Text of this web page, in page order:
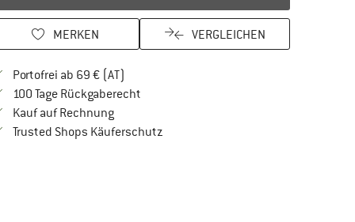
MERKEN VERGLEICHEN
Portofrei ab 69 € (AT)
100 Tage RückgaberechtGehe hier zu den Rückgabe-Richtlinien
Kauf auf RechnungFinde die Zahlungs-Infos hier! Öffnet sich in
Trusted Shops KäuferschutzFinde alle Infos hier!